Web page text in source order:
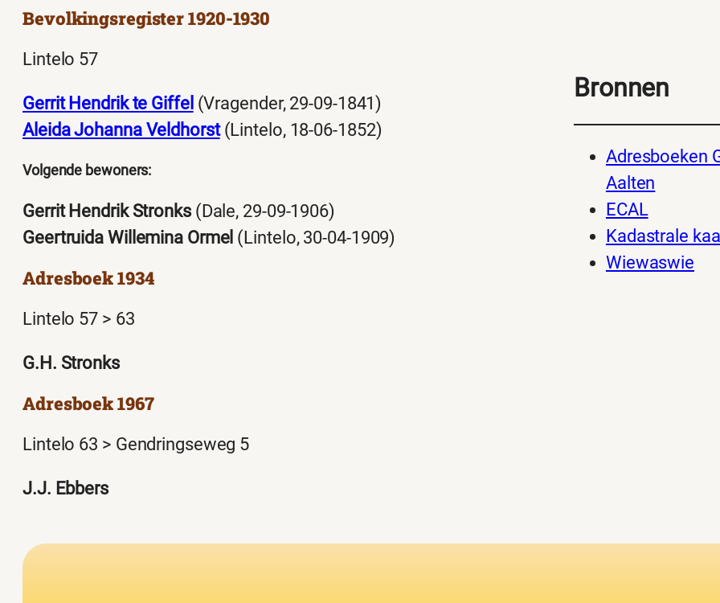
Bevolkingsregister 1920-1930
Lintelo 57
Gerrit Hendrik te Giffel (Vragender, 29-09-1841)
Aleida Johanna Veldhorst(Lintelo, 18-06-1852)
Volgende bewoners:
Gerrit Hendrik Stronks(Dale, 29-09-1906)
Geertruida Willemina Ormel (Lintelo, 30-04-1909)
Adresboek 1934
Lintelo 57 > 63
G.H. Stronks
Adresboek 1967
Lintelo 63 > Gendringseweg 5
J.J. Ebbers
Bronnen
Adresboeken
Aalten
ECAL
Kadastrale
Wiewaswie